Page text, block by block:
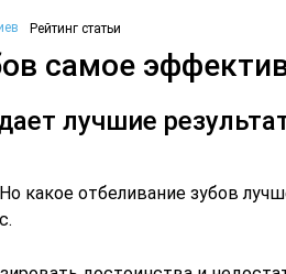
Рейтинг статьи
самое
лучшие
какое отбеливание зубов